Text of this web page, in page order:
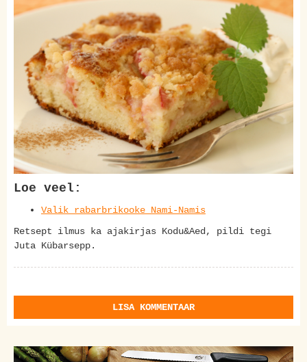
Loe veel:
Valik rabarbrikooke Nami-Namis
Retsept ilmus ka ajakirjas Kodu&Aed, pildi tegi
Juta Kübarsepp.
LISA KOMMENTAAR